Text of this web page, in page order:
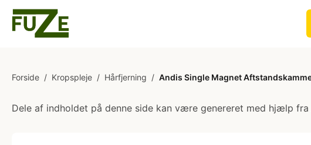
Forside / Kropspleje / Hårfjerning / Andis Single Magnet
Dele af indholdet på denne side kan være genereret med hjælp fra